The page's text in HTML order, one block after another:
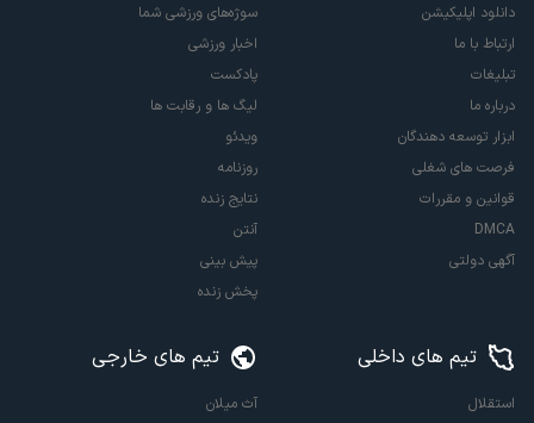
دانلود اپلیکیشن
ارتباط با ما
تبلیغات
درباره ما
ابزار توسعه دهندگان
فرصت های شغلی
قوانین و مقررات
DMCA
آگهی دولتی
سوژه‌های ورزشی شما
اخبار ورزشی
پادکست
لیگ ها و رقابت ها
ویدئو
روزنامه
نتایج زنده
آنتن
پیش بینی
پخش زنده
تیم های داخلی
استقلال
تیم های خارجی
آث میلان